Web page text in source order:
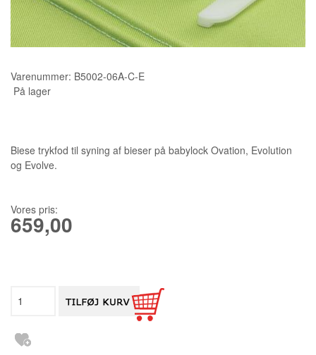
KURSER
SCANNCUT
Varenummer: B5002-06A-C-E
På lager
Biese trykfod til syning af bieser på babylock Ovation, Evolution
og Evolve.
Vores pris:
659,00